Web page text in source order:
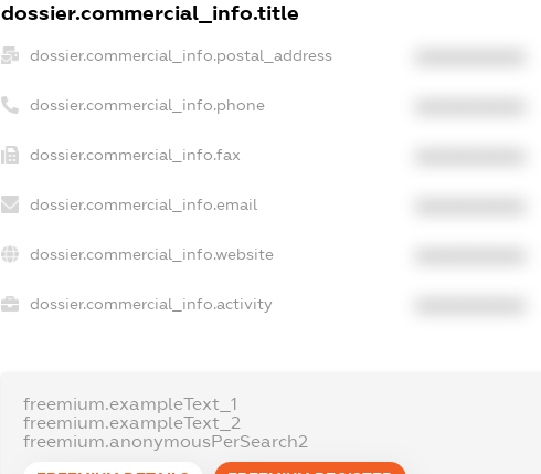
dossier.commercial_info.title
dossier.commercial_info.postal_address
dossier.commercial_info.phone
dossier.commercial_info.fax
dossier.commercial_info.email
dossier.commercial_info.website
dossier.commercial_info.activity
freemium.exampleText_1
freemium.exampleText_2
freemium.anonymousPerSearch2